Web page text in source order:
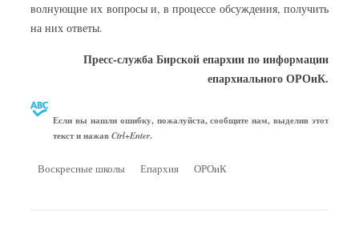
волнующие их вопросы и, в процессе обсуждения, получить
на них ответы.
Пресс-служба Бирской епархии по информации
епархиального ОРОиК.
Если вы нашли ошибку, пожалуйста, сообщите нам, выделив этот
текст и нажавCtrl+Enter.
Воскресные школы Епархия ОРОиК